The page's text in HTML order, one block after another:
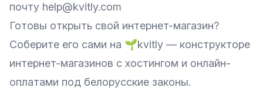
почту help@kvitly.com
Готовы открыть свой интернет-магазин?
Соберите его сами на 🌱kvitly — конструкторе
интернет-магазинов с хостингом и онлайн-
оплатами под белорусские законы.